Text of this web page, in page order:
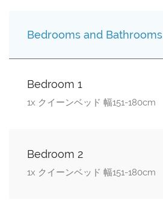
Bedrooms and Bathrooms
Bedroom 1
1x クイーンベッド 幅151-180cm
Bedroom 2
1x クイーンベッド 幅151-180cm